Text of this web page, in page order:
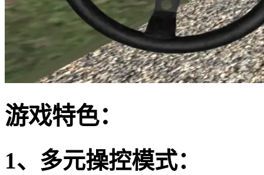
游戏特色：
1、多元操控模式：